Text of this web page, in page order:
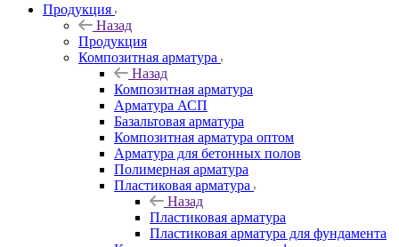
Продукция
Назад
Продукция
Композитная арматура
Назад
Композитная арматура
Арматура АСП
Базальтовая арматура
Композитная арматура оптом
Арматура для бетонных полов
Полимерная арматура
Пластиковая арматура
Назад
Пластиковая арматура
Пластиковая арматура для фундамента